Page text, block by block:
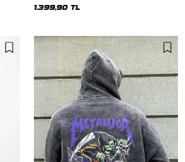
Hoodie
1.399,90 TL